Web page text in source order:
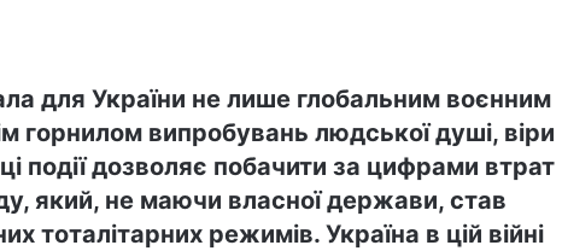
для України не лише глобальним воєнним
горнилом випробувань людської душі, віри
події дозволяє побачити за цифрами втрат
який, не маючи власної держави, став
тоталітарних режимів. Україна в цій війні